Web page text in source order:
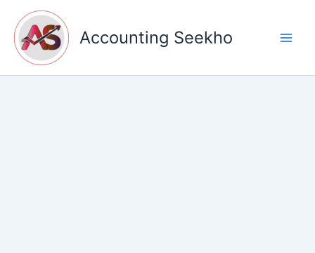
content
Accounting Seekho